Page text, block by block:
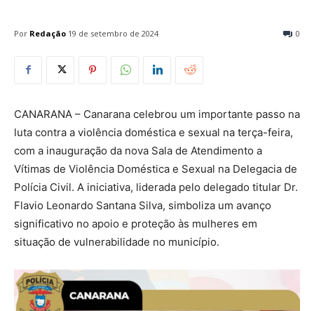
Por Redação 0
19 de setembro de 2024
CANARANA – Canarana celebrou um importante passo na
luta contra a violência doméstica e sexual na terça-feira,
com a inauguração da nova Sala de Atendimento a
Vítimas de Violência Doméstica e Sexual na Delegacia de
Polícia Civil. A iniciativa, liderada pelo delegado titular Dr.
Flavio Leonardo Santana Silva, simboliza um avanço
significativo no apoio e proteção às mulheres em
situação de vulnerabilidade no município.